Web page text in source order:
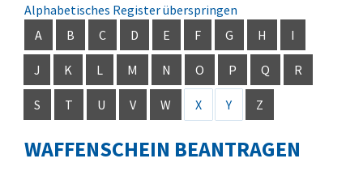
Alphabetisches Register überspringen
A
B C D E F G H I
J K L M N O P Q R
S T U V W X Y Z
WAFFENSCHEIN BEANTRAGEN